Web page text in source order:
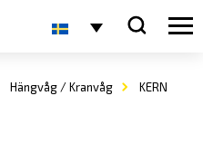
Hängvåg / Kranvåg
KERN